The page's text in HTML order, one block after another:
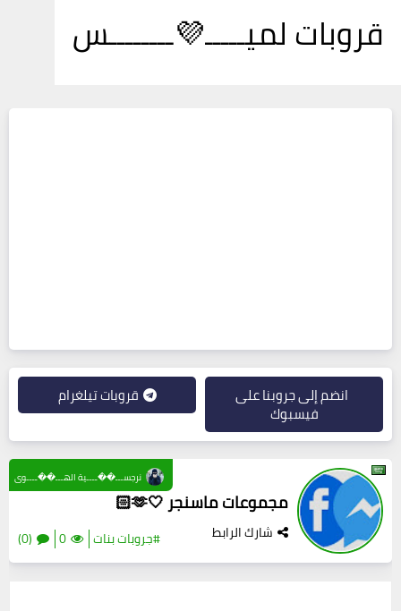
قروبات لميـــــ💜ــــــــس
انضم إلى جروبنا على
فيسبوك
قروبات تيلغرام
مجموعات ماسنجر 🤍🫶🏻
شارك الرابط #جروبات بنات 0
(0)
نرجســـ��ــــية الهـــ��ــــوى